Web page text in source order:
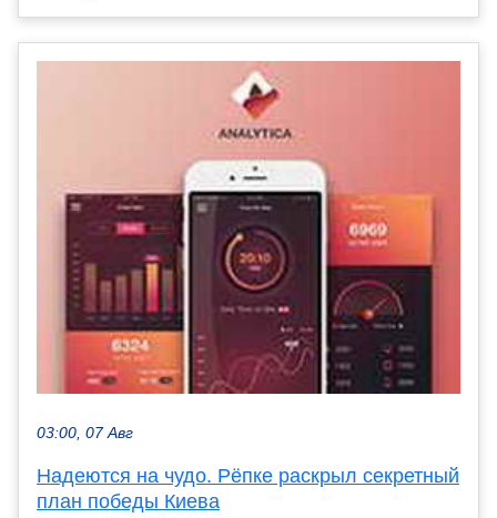
03:00, 07 Авг
Надеются на чудо. Рёпке раскрыл секретный
план победы Киева